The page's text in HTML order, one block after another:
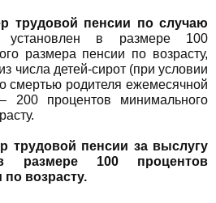
трудовой пенсии по случаю
установлен в размере 100
размера пенсии по возрасту,
числа детей-сирот (при условии
смертью родителя ежемесячной
200 процентов минимального
трудовой пенсии за выслугу
размере 100 процентов
возрасту.